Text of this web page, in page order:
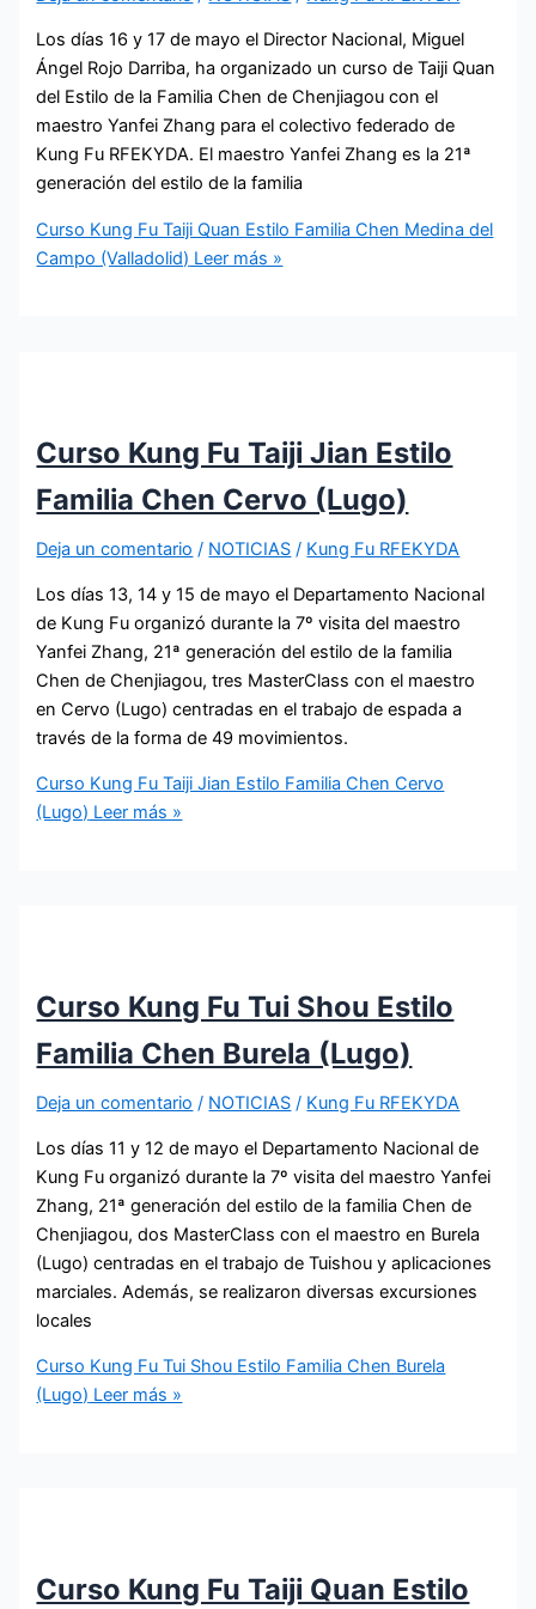
Los días 16 y 17 de mayo el Director Nacional, Miguel
Ángel Rojo Darriba, ha organizado un curso de Taiji Quan
del Estilo de la Familia Chen de Chenjiagou con el
maestro Yanfei Zhang para el colectivo federado de
Kung Fu RFEKYDA. El maestro Yanfei Zhang es la 21ª
generación del estilo de la familia
Curso Kung Fu Taiji Quan Estilo Familia Chen Medina del
Campo (Valladolid) Leer más »
Curso Kung Fu Taiji Jian Estilo
Familia Chen Cervo (Lugo)
Deja un comentario / NOTICIAS / Kung Fu RFEKYDA
Los días 13, 14 y 15 de mayo el Departamento Nacional
de Kung Fu organizó durante la 7º visita del maestro
Yanfei Zhang, 21ª generación del estilo de la familia
Chen de Chenjiagou, tres MasterClass con el maestro
en Cervo (Lugo) centradas en el trabajo de espada a
través de la forma de 49 movimientos.
Curso Kung Fu Taiji Jian Estilo Familia Chen Cervo
(Lugo) Leer más »
Curso Kung Fu Tui Shou Estilo
Familia Chen Burela (Lugo)
Deja un comentario / NOTICIAS / Kung Fu RFEKYDA
Los días 11 y 12 de mayo el Departamento Nacional de
Kung Fu organizó durante la 7º visita del maestro Yanfei
Zhang, 21ª generación del estilo de la familia Chen de
Chenjiagou, dos MasterClass con el maestro en Burela
(Lugo) centradas en el trabajo de Tuishou y aplicaciones
marciales. Además, se realizaron diversas excursiones
locales
Curso Kung Fu Tui Shou Estilo Familia Chen Burela
(Lugo) Leer más »
Curso Kung Fu Taiji Quan Estilo